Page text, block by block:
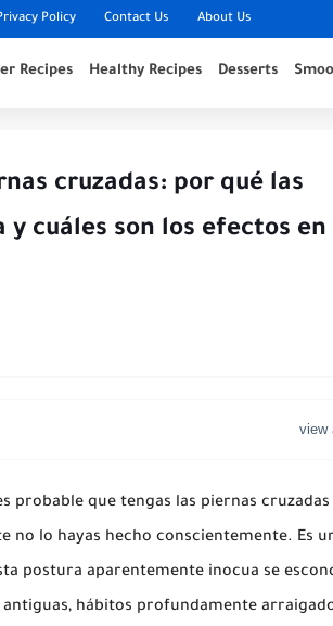
Policy Contact Us About Us
Recipes Healthy Recipes Desserts
cruzadas: por qué las
cuáles son los efectos en
probable que tengas las piernas cruzadas
no lo hayas hecho conscientemente. Es
postura aparentemente inocua se
hábitos profundamente